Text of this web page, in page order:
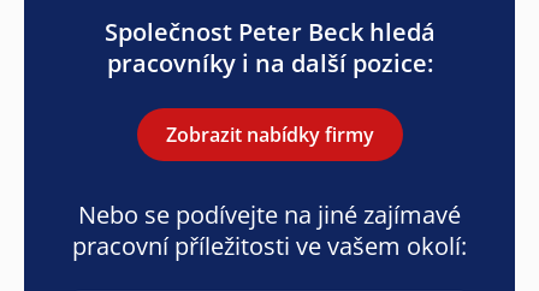
Společnost Peter Beck hledá
pracovníky i na další pozice:
Zobrazit nabídky firmy
Nebo se podívejte na jiné zajímavé
pracovní příležitosti ve vašem okolí: